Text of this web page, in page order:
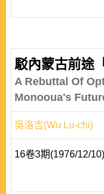
駁內蒙古前途
A Rebuttal Of
Monooua's
吳洛吉(Wu Lu-chi)
16卷3期(1976/12/10)